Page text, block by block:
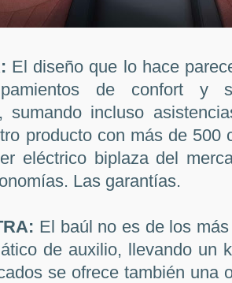
El diseño que lo hace
de confort y
sumando incluso
producto con más de 500
eléctrico biplaza del
Las garantías.
El baúl no es de los
de auxilio, llevando un
se ofrece también una